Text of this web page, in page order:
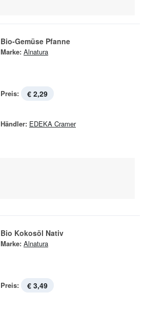
Bio-Gemüse Pfanne
Marke: Alnatura
Preis: € 2,29
Händler: EDEKA Cramer
Bio Kokosöl Nativ
Marke: Alnatura
Preis: € 3,49